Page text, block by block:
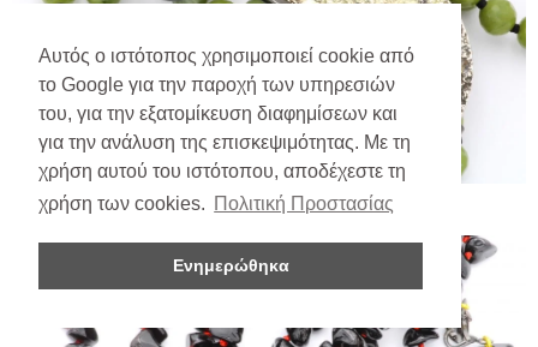
Αυτός ο ιστότοπος χρησιμοποιεί cookie από
το Google για την παροχή των υπηρεσιών
του, για την εξατομίκευση διαφημίσεων και
για την ανάλυση της επισκεψιμότητας. Με τη
χρήση αυτού του ιστότοπου, αποδέχεστε τη
χρήση των cookies. Πολιτική Προστασίας
Ενημερώθηκα